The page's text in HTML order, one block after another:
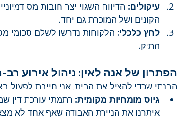
עיקולים: הדיווח השגוי יצר חובות מס
הקונים ושל המוכרת גם יחד.
לחץ כלכלי: הלקוחות נדרשו לשלם סכומי
התיק.
הפתרון של אנה לאין: ניהול אירוע
הבנתי שכדי להציל את הבית, אני חייבת לפעול
גיוס מומחיות מקומית: רתמתי עורכת דין
איתרנו את הניירת האבודה שאף אחד לא